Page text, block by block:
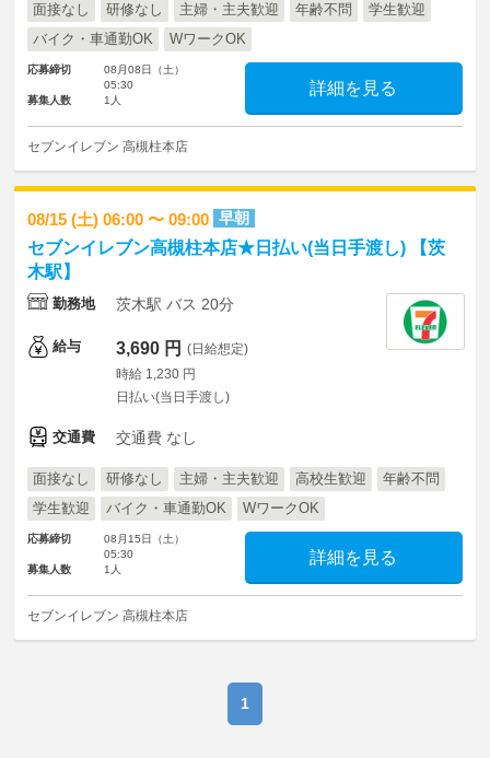
面接なし 研修なし 主婦・主夫歓迎 年齢不問
学生歓迎
バイク・車通勤OK
WワークOK
応募締切
08月08日（土）
05:30
募集人数
1人
詳細を見る
セブンイレブン 高槻柱本店
08/15 (土) 06:00 〜 09:00 早朝
セブンイレブン高槻柱本店★日払い(当日手渡し) 【茨
木駅】
勤務地 茨木駅 バス 20分
給与 3,690 円 (日給想定)
時給 1,230 円
日払い(当日手渡し)
交通費 交通費 なし
面接なし 研修なし 主婦・主夫歓迎 高校生歓迎
年齢不問
学生歓迎
バイク・車通勤OK WワークOK
応募締切
08月15日（土）
05:30
募集人数
1人
詳細を見る
セブンイレブン 高槻柱本店
1